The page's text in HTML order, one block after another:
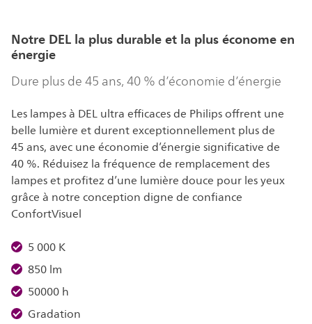
Notre DEL la plus durable et la plus économe en
énergie
Dure plus de 45 ans, 40 % d’économie d’énergie
Les lampes à DEL ultra efficaces de Philips offrent une
belle lumière et durent exceptionnellement plus de
45 ans, avec une économie d’énergie significative de
40 %. Réduisez la fréquence de remplacement des
lampes et profitez d’une lumière douce pour les yeux
grâce à notre conception digne de confiance
ConfortVisuel
5 000 K
850 lm
50000 h
Gradation